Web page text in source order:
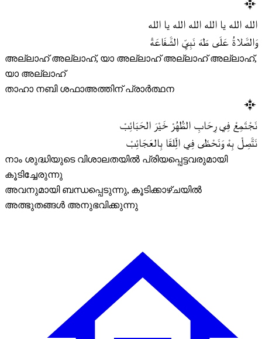
الله الله يا الله الله الله يا الله
وَالصَّلاةُ عَلَى طَهَ نَبِيِّ الشَّفَاعَةْ
അല്ലാഹ് അല്ലാഹ്, യാ അല്ലാഹ് അല്ലാഹ് അല്ലാഹ്,
യാ അല്ലാഹ്
താഹാ നബി ശഫാഅത്തിന് പ്രാർത്ഥന
نَجْتَمِعْ فِي رِحَابِ الطُّهُرْ خَيْرَ الحَبَائِبْ
نَتَّصِلْ بِهْ وَنَحْظَى فِي الِّلقَا بِالعَجَائِبْ
നാം ശുദ്ധിയുടെ വിശാലതയിൽ പ്രിയപ്പെട്ടവരുമായി
കൂടിച്ചേരുന്നു
അവനുമായി ബന്ധപ്പെടുന്നു, കൂടിക്കാഴ്ചയിൽ
അത്ഭുതങ്ങൾ അനുഭവിക്കുന്നു